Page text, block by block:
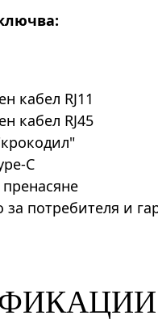
кабел RJ11
кабел RJ45
C
за потребителя и